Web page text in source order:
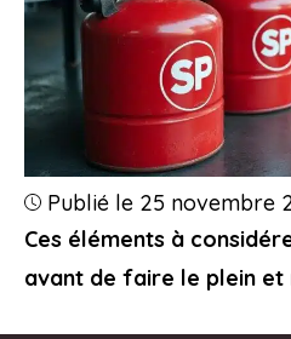
Ces éléments à
avant de faire le plein
Publié le 25 novembre